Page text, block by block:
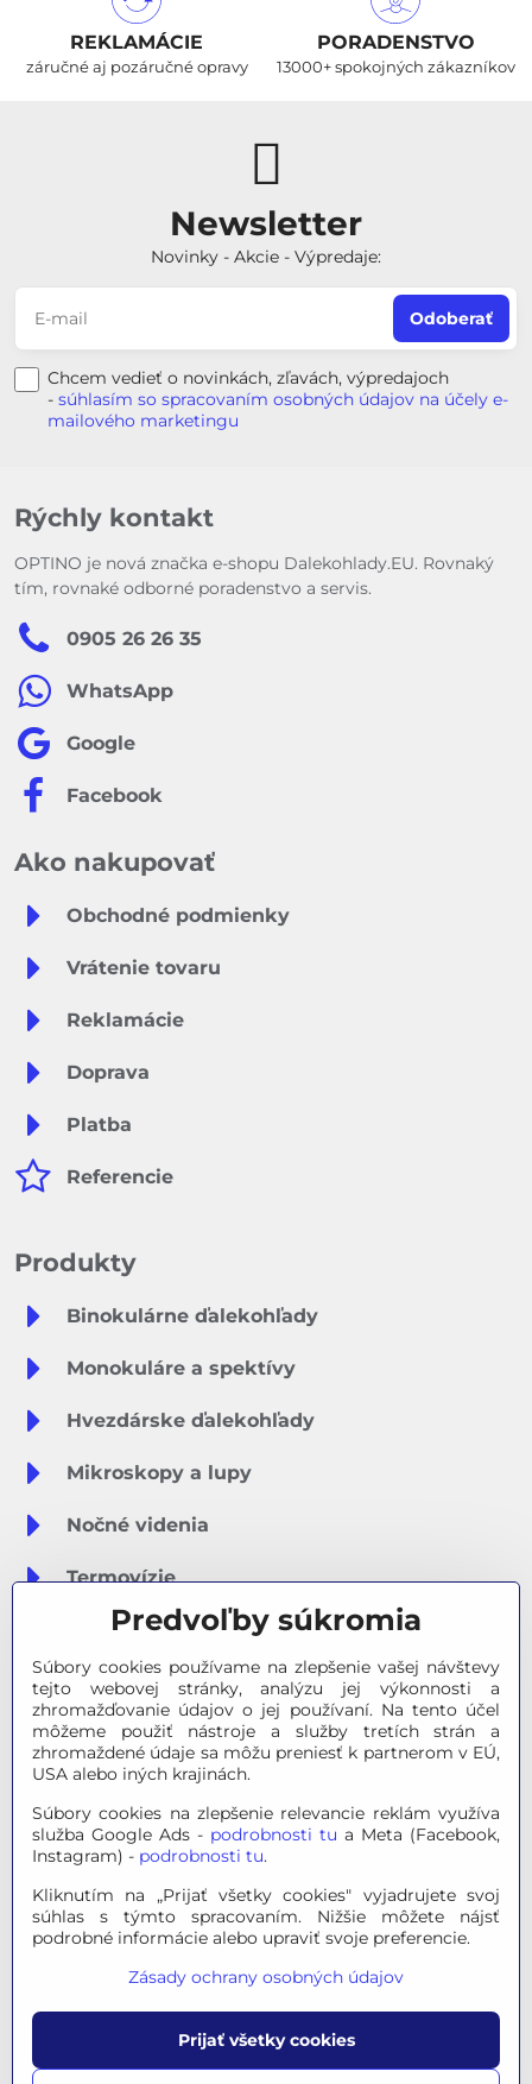
REKLAMÁCIE
záručné aj pozáručné opravy
PORADENSTVO
13000+ spokojných zákazníkov
Newsletter
Novinky - Akcie - Výpredaje:
Odoberať
Chcem vedieť o novinkách, zľavách, výpredajoch
- súhlasím so spracovaním osobných údajov na účely e-
mailového marketingu
Rýchly kontakt
OPTINO je nová značka e-shopu Dalekohlady.EU. Rovnaký
tím, rovnaké odborné poradenstvo a servis.
0905 26 26 35
WhatsApp
Google
Facebook
Ako nakupovať
Obchodné podmienky
Vrátenie tovaru
Reklamácie
Doprava
Platba
Referencie
Produkty
Binokulárne ďalekohľady
Monokuláre a spektívy
Hvezdárske ďalekohľady
Mikroskopy a lupy
Nočné videnia
Termovízie
Meteostanice
Značky
Výpredaj
Tipy na darčeky
Poradňa - Ako si vybrať
© 2026 OPTINO s.r.o., všetky práva vyhradené. Všetky logá a
vlastníka.
Mapa stránok|Právne informácie|Ochrana osobných
údajov|Nastavenie súkromia
Predvoľby súkromia
Súbory cookies používame na zlepšenie vašej návštevy
tejto webovej stránky, analýzu jej výkonnosti a
zhromažďovanie údajov o jej používaní. Na tento účel
môžeme použiť nástroje a služby tretích strán a
zhromaždené údaje sa môžu preniesť k partnerom v EÚ,
USA alebo iných krajinách.
Súbory cookies na zlepšenie relevancie reklám využíva
služba Google Ads - podrobnosti tu a Meta (Facebook,
Instagram) - podrobnosti tu.
Kliknutím na „Prijať všetky cookies" vyjadrujete svoj
súhlas s týmto spracovaním. Nižšie môžete nájsť
podrobné informácie alebo upraviť svoje preferencie.
Zásady ochrany osobných údajov
Prijať všetky cookies